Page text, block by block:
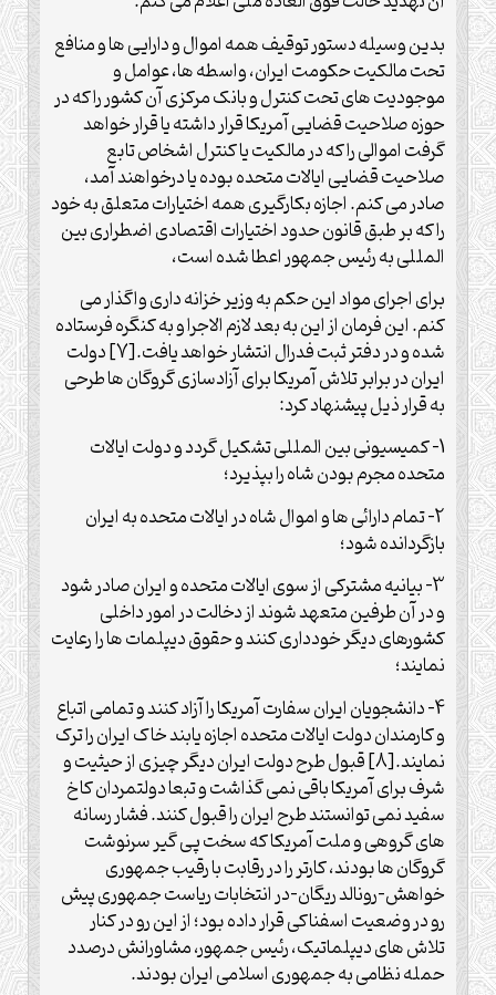
بدین وسیله دستور توقیف همه اموال و دارایی ها و منافع
تحت مالکیت حکومت ایران، واسطه ها، عوامل و
موجودیت های تحت کنترل و بانک مرکزی آن کشور را که در
حوزه صلاحیت قضایی آمریکا قرار داشته یا قرار خواهد
گرفت اموالی را که در مالکیت یا کنترل اشخاص تابع
صلاحیت قضایی ایالات متحده بوده یا درخواهند آمد،
صادر می کنم. اجازه بکارگیری همه اختیارات متعلق به خود
را که بر طبق قانون حدود اختیارات اقتصادی اضطراری بین
المللی به رئیس جمهور اعطا شده است،
برای اجرای مواد این حکم به وزیر خزانه داری واگذار می
کنم. این فرمان از این به بعد لازم الاجرا و به کنگره فرستاده
شده و در دفتر ثبت فدرال انتشار خواهد یافت.[7] دولت
ایران در برابر تلاش آمریکا برای آزادسازی گروگان ها طرحی
به قرار ذیل پیشنهاد کرد:
1- کمیسیونی بین المللی تشکیل گردد و دولت ایالات
متحده مجرم بودن شاه را بپذیرد؛
2- تمام دارائی ها و اموال شاه در ایالات متحده به ایران
بازگردانده شود؛
3- بیانیه مشترکی از سوی ایالات متحده و ایران صادر شود
و در آن طرفین متعهد شوند از دخالت در امور داخلی
کشورهای دیگر خودداری کنند و حقوق دیپلمات ها را رعایت
نمایند؛
4- دانشجویان ایران سفارت آمریکا را آزاد کنند و تمامی اتباع
و کارمندان دولت ایالات متحده اجازه یابند خاک ایران را ترک
نمایند.[8] قبول طرح دولت ایران دیگر چیزی از حیثیت و
شرف برای آمریکا باقی نمی گذاشت و تبعا دولتمردان کاخ
سفید نمی توانستند طرح ایران را قبول کنند. فشار رسانه
های گروهی و ملت آمریکا که سخت پی گیر سرنوشت
گروگان ها بودند، کارتر را در رقابت با رقیب جمهوری
خواهش-رونالد ریگان-در انتخابات ریاست جمهوری پیش
رو در وضعیت اسفناکی قرار داده بود؛ از این رو در کنار
تلاش های دیپلماتیک، رئیس جمهور، مشاورانش درصدد
حمله نظامی به جمهوری اسلامی ایران بودند.